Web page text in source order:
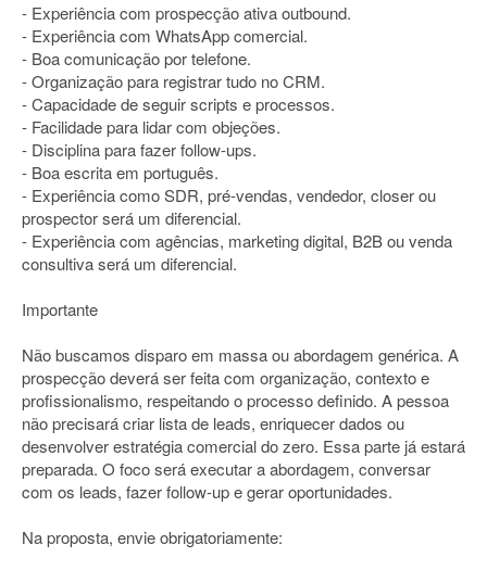
- Experiência com prospecção ativa outbound.
- Experiência com WhatsApp comercial.
- Boa comunicação por telefone.
- Organização para registrar tudo no CRM.
- Capacidade de seguir scripts e processos.
- Facilidade para lidar com objeções.
- Disciplina para fazer follow-ups.
- Boa escrita em português.
- Experiência como SDR, pré-vendas, vendedor, closer ou
prospector será um diferencial.
- Experiência com agências, marketing digital, B2B ou venda
consultiva será um diferencial.
Importante
Não buscamos disparo em massa ou abordagem genérica. A
prospecção deverá ser feita com organização, contexto e
profissionalismo, respeitando o processo definido. A pessoa
não precisará criar lista de leads, enriquecer dados ou
desenvolver estratégia comercial do zero. Essa parte já estará
preparada. O foco será executar a abordagem, conversar
com os leads, fazer follow-up e gerar oportunidades.
Na proposta, envie obrigatoriamente: